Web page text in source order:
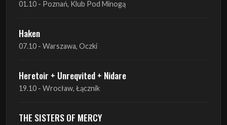
01.10 - Poznań, Klub Pod Minogą
Haken
07.10 - Warszawa, Oczki
Heretoir + Unreqvited + Nidare
19.10 - Wrocław, Łącznik
THE SISTERS OF MERCY